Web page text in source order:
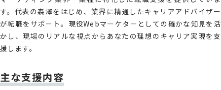
す。代表の森澤をはじめ、業界に精通したキャリアアドバイザー
が転職をサポート。現役Webマーケターとしての確かな知見を活
かし、現場のリアルな視点からあなたの理想のキャリア実現を支
援します。
主な支援内容